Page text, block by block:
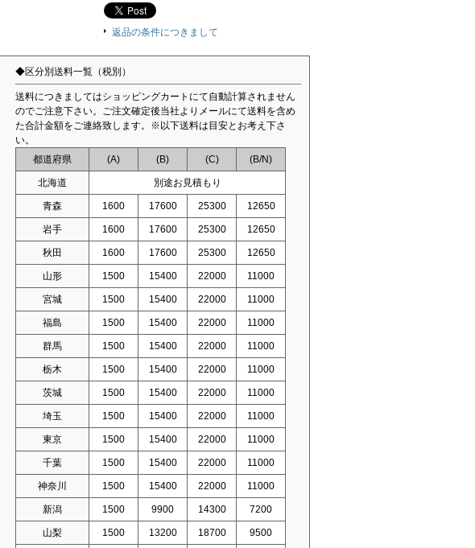
返品の条件につきまして
◆区分別送料一覧（税別）
送料につきましてはショッピングカートにて自動計算されません
のでご注意下さい。ご注文確定後当社よりメールにて送料を含め
た合計金額をご連絡致します。※以下送料は目安とお考え下さ
い。
都道府県
(A) (B) (C) (B/N)
北海道 別途お見積もり
青森 1600 17600 25300 12650
岩手 1600 17600 25300 12650
秋田 1600 17600 25300 12650
山形 1500 15400 22000 11000
宮城 1500 15400 22000 11000
福島 1500 15400 22000 11000
群馬 1500 15400 22000 11000
栃木 1500 15400 22000 11000
茨城 1500 15400 22000 11000
埼玉 1500 15400 22000 11000
東京 1500 15400 22000 11000
千葉 1500 15400 22000 11000
神奈川 1500 15400 22000 11000
新潟 1500 9900 14300 7200
山梨 1500 13200 18700 9500